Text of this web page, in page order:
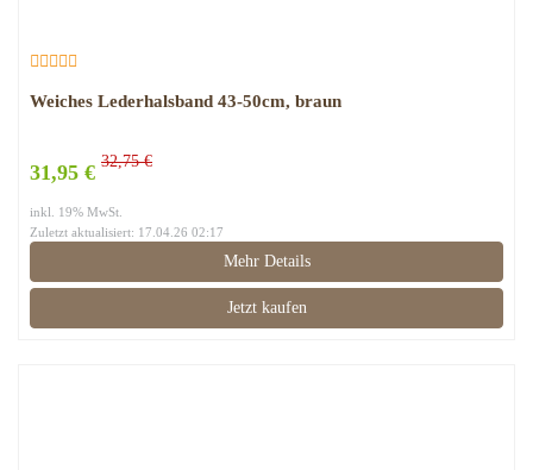
Weiches Lederhalsband 43-50cm, braun
31,95 € 32,75 €
inkl. 19% MwSt.
Zuletzt aktualisiert: 17.04.26 02:17
Mehr Details
Jetzt kaufen